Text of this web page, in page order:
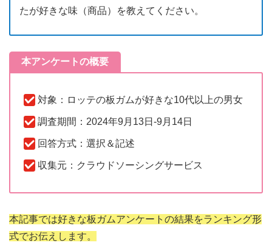
たが好きな味（商品）を教えてください。
本アンケートの概要
対象：ロッテの板ガムが好きな10代以上の男女
調査期間：2024年9月13日-9月14日
回答方式：選択＆記述
収集元：クラウドソーシングサービス
本記事では好きな板ガムアンケートの結果をランキング形
式でお伝えします。